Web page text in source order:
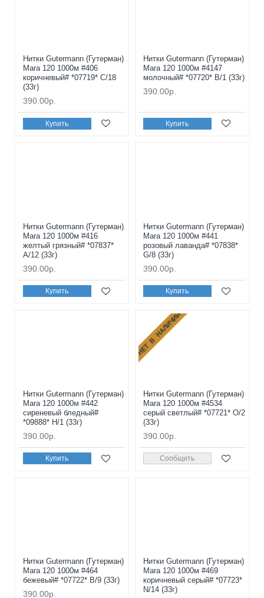
Нитки Gutermann (Гутерман)
Mara 120 1000м #406
коричневый# *07719* C/18
(33г)
390.00р.
Купить
Нитки Gutermann (Гутерман)
Mara 120 1000м #4147
молочный# *07720* B/1 (33г)
390.00р.
Купить
Нитки Gutermann (Гутерман)
Mara 120 1000м #416
желтый грязный# *07837*
A/12 (33г)
390.00р.
Купить
Нитки Gutermann (Гутерман)
Mara 120 1000м #441
розовый лаванда# *07838*
G/8 (33г)
390.00р.
Купить
Нитки Gutermann (Гутерман)
Mara 120 1000м #442
сиреневый бледный#
*09888* H/1 (33г)
390.00р.
Купить
НЕТ В НАЛИЧИИ
Нитки Gutermann (Гутерман)
Mara 120 1000м #4534
серый светлый# *07721* O/2
(33г)
390.00р.
Сообщить
Нитки Gutermann (Гутерман)
Mara 120 1000м #464
бежевый# *07722* B/9 (33г)
390.00р.
Нитки Gutermann (Гутерман)
Mara 120 1000м #469
коричневый серый# *07723*
N/14 (33г)